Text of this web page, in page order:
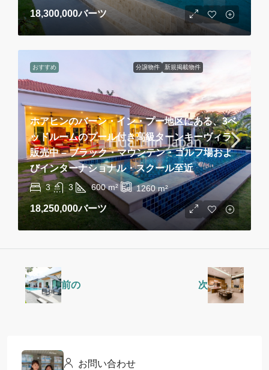
18,300,000バーツ
おすすめ 分譲物件 新規掲載物件
ホアヒンのバーン・イン・プー地区にある、3ベ
ッドルームのプール付き高級ターンキーヴィラ
販売中 – ブラック・マウンテン・ゴルフ場およ
びインターナショナル・スクール至近
3 3 600 m² 1260m²
18,250,000バーツ
前の 次
お問い合わせ